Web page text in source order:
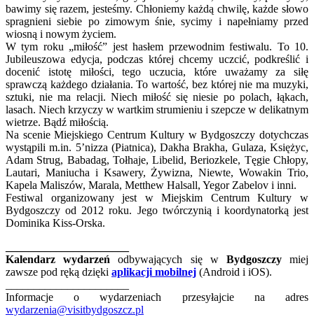
bawimy się razem, jesteśmy. Chłoniemy każdą chwilę, każde słowo
spragnieni siebie po zimowym śnie, sycimy i napełniamy przed
wiosną i nowym życiem.
W tym roku „miłość” jest hasłem przewodnim festiwalu. To 10.
Jubileuszowa edycja, podczas której chcemy uczcić, podkreślić i
docenić istotę miłości, tego uczucia, które uważamy za siłę
sprawczą każdego działania. To wartość, bez której nie ma muzyki,
sztuki, nie ma relacji. Niech miłość się niesie po polach, łąkach,
lasach. Niech krzyczy w wartkim strumieniu i szepcze w delikatnym
wietrze. Bądź miłością.
Na scenie Miejskiego Centrum Kultury w Bydgoszczy dotychczas
wystąpili m.in. 5’nizza (Piatnica), Dakha Brakha, Gulaza, Księżyc,
Adam Strug, Babadag, Tołhaje, Libelid, Beriozkele, Tęgie Chłopy,
Lautari, Maniucha i Ksawery, Żywizna, Niewte, Wowakin Trio,
Kapela Maliszów, Marala, Metthew Halsall, Yegor Zabelov i inni.
Festiwal organizowany jest w Miejskim Centrum Kultury w
Bydgoszczy od 2012 roku. Jego twórczynią i koordynatorką jest
Dominika Kiss-Orska.
Kalendarz wydarzeń odbywających się w Bydgoszczymiej
zawsze pod ręką dzięki aplikacji mobilnej (Android i iOS).
Informacje o wydarzeniach przesyłajcie na adres
wydarzenia@visitbydgoszcz.pl